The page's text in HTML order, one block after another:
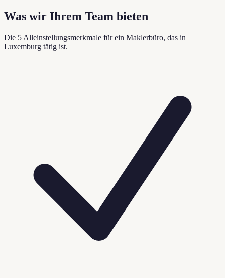
Was wir Ihrem Team bieten
Die 5 Alleinstellungsmerkmale für ein Maklerbüro, das in
Luxemburg tätig ist.